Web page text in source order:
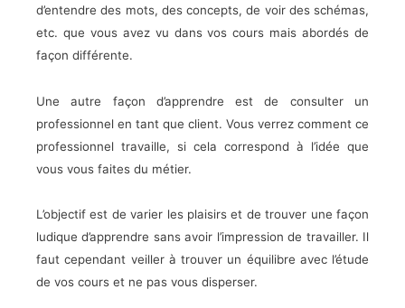
d’entendre des mots, des concepts, de voir des schémas,
etc. que vous avez vu dans vos cours mais abordés de
façon différente.
Une autre façon d’apprendre est de consulter un
professionnel en tant que client. Vous verrez comment ce
professionnel travaille, si cela correspond à l’idée que
vous vous faites du métier.
L’objectif est de varier les plaisirs et de trouver une façon
ludique d’apprendre sans avoir l’impression de travailler. Il
faut cependant veiller à trouver un équilibre avec l’étude
de vos cours et ne pas vous disperser.